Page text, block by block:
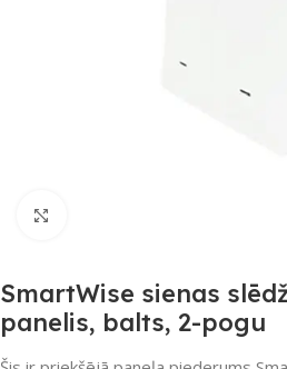
SmartWise sienas
panelis, balts, 2-pogu